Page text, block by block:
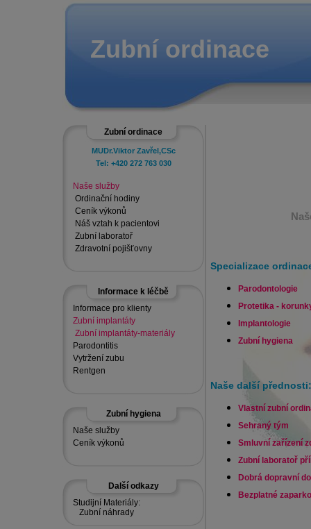
Zubní ordinace
Zubní ordinace
MUDr.Viktor Zavřel,CSc
Tel: +420 272 763 030
Naše služby
Ordinační hodiny
Ceník výkonů
Náš vztah k pacientovi
Zubní laboratoř
Zdravotní pojišťovny
Informace k léčbě
Informace pro klienty
Zubní implantáty
Zubní implantáty-materiály
Parodontitis
Vytržení zubu
Rentgen
Zubní hygiena
Naše služby
Ceník výkonů
Další odkazy
Studijní Materiály:
Zubní náhrady
Specializace
Parodontologie
Protetika -
Implantologie
Zubní hygiena
Naše další přednosti:
Vlastní zubní
Sehraný tým
Smluvní zařízení
Zubní laboratoř
Dobrá dopravní
Bezplatné